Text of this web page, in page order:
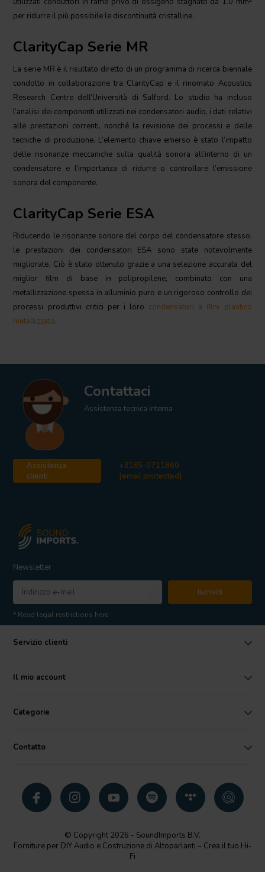
per ridurre il più possibile le discontinuità cristalline.
ClarityCap Serie MR
La serie MR è il risultato diretto di un programma di ricerca biennale
condotto in collaborazione tra ClarityCap e il rinomato Acoustics
Research Centre dell’Università di Salford. Lo studio ha incluso
l’analisi dei componenti utilizzati nei condensatori audio, i dati relativi
alle prestazioni correnti, nonché la revisione dei processi e delle
tecniche di produzione. L’elemento chiave emerso è stato l’impatto
delle risonanze meccaniche sulla qualità sonora all’interno di un
condensatore e l’importanza di ridurre o controllare l’emissione
sonora del componente.
ClarityCap Serie ESA
Riducendo le risonanze sonore del corpo del condensatore stesso,
le prestazioni dei condensatori ESA sono state notevolmente
migliorate. Ciò è stato ottenuto grazie a una selezione accurata del
miglior film di base in polipropilene, combinato con una
metallizzazione spessa in alluminio puro e un rigoroso controllo dei
processi produttivi critici per i loro condensatori a film plastico
metallizzato.
Contattaci
Assistenza tecnica interna
Assistenza
clienti
+3185-0711860
[email protected]
Newsletter
Iscriviti
* Read legal restrictions here
Servizio clienti
Il mio account
Categorie
Contatto
© Copyright 2026 - SoundImports B.V.
Forniture per DIY Audio e Costruzione di Altoparlanti – Crea il tuo Hi-
Fi